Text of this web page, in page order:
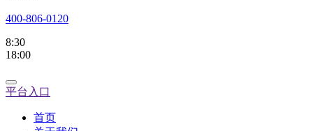
400-806-0120
8:30
18:00
平台入口
首页